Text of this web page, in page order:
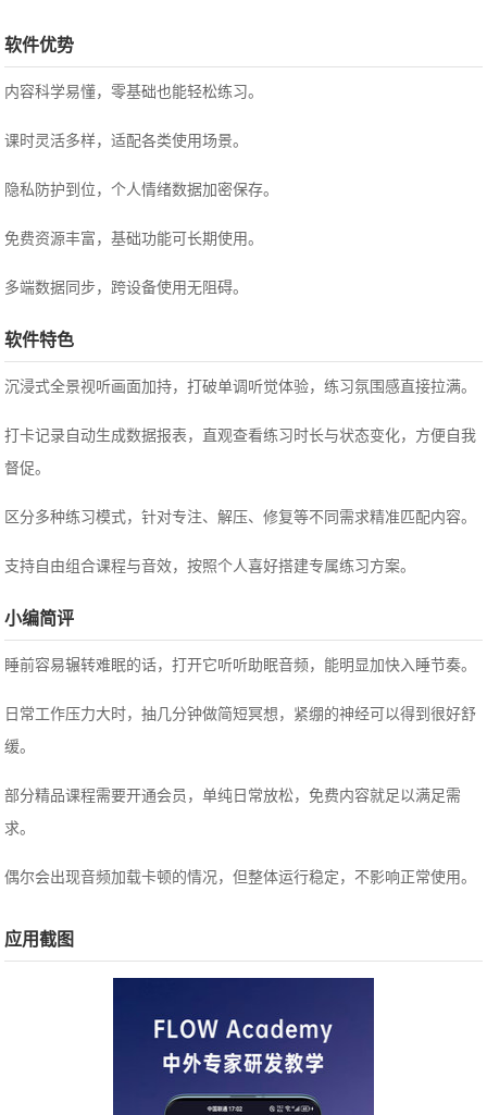
软件优势
内容科学易懂，零基础也能轻松练习。
课时灵活多样，适配各类使用场景。
隐私防护到位，个人情绪数据加密保存。
免费资源丰富，基础功能可长期使用。
多端数据同步，跨设备使用无阻碍。
软件特色
沉浸式全景视听画面加持，打破单调听觉体验，练习氛围感直接拉满。
打卡记录自动生成数据报表，直观查看练习时长与状态变化，方便自我
督促。
区分多种练习模式，针对专注、解压、修复等不同需求精准匹配内容。
支持自由组合课程与音效，按照个人喜好搭建专属练习方案。
小编简评
睡前容易辗转难眠的话，打开它听听助眠音频，能明显加快入睡节奏。
日常工作压力大时，抽几分钟做简短冥想，紧绷的神经可以得到很好舒
缓。
部分精品课程需要开通会员，单纯日常放松，免费内容就足以满足需
求。
偶尔会出现音频加载卡顿的情况，但整体运行稳定，不影响正常使用。
应用截图